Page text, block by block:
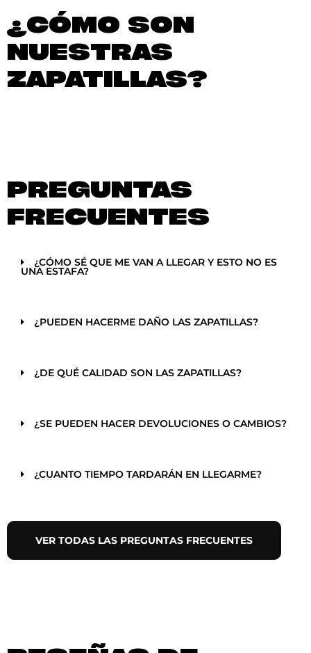
¿CÓMO SON
NUESTRAS
ZAPATILLAS?
PREGUNTAS
FRECUENTES
¿CÓMO SÉ QUE ME VAN A LLEGAR Y ESTO NO ES
UNA ESTAFA?
¿PUEDEN HACERME DAÑO LAS ZAPATILLAS?
¿DE QUÉ CALIDAD SON LAS ZAPATILLAS?
¿SE PUEDEN HACER DEVOLUCIONES O CAMBIOS?
¿CUANTO TIEMPO TARDARÁN EN LLEGARME?
VER TODAS LAS PREGUNTAS FRECUENTES